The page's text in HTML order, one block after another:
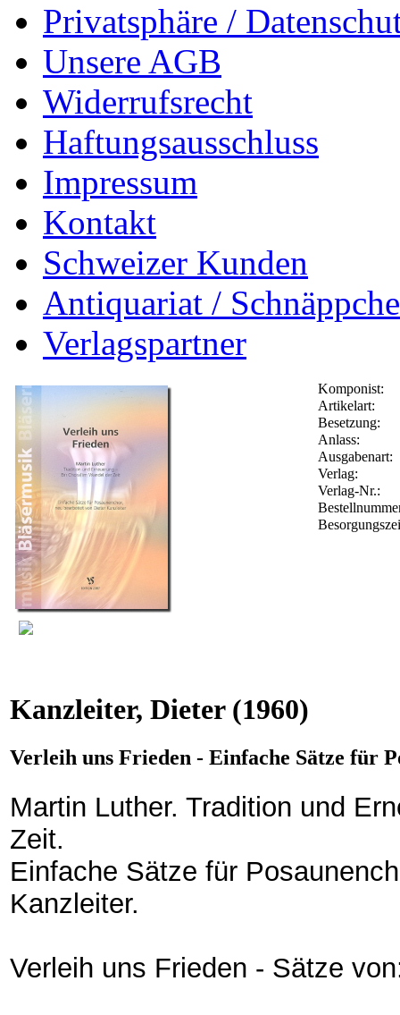
Privatsphäre /
Unsere AGB
Widerrufsrecht
Haftungsausschluss
Impressum
Kontakt
Schweizer Kunden
Antiquariat /
Verlagspartner
Komponist:
Artikelart:
Besetzung:
Anlass:
Ausgabenart:
Verlag:
Verlag-Nr.:
Kanzleiter, Dieter(1960)
Verleih uns Frieden - Einfache Sätze für
Martin Luther. Tradition und
Zeit.
Einfache Sätze für
Kanzleiter.
Verleih uns Frieden - Sätze